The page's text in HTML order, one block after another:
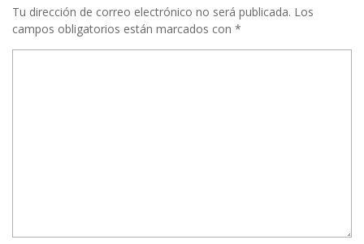
Tu dirección de correo electrónico no será publicada. Los
campos obligatorios están marcados con *